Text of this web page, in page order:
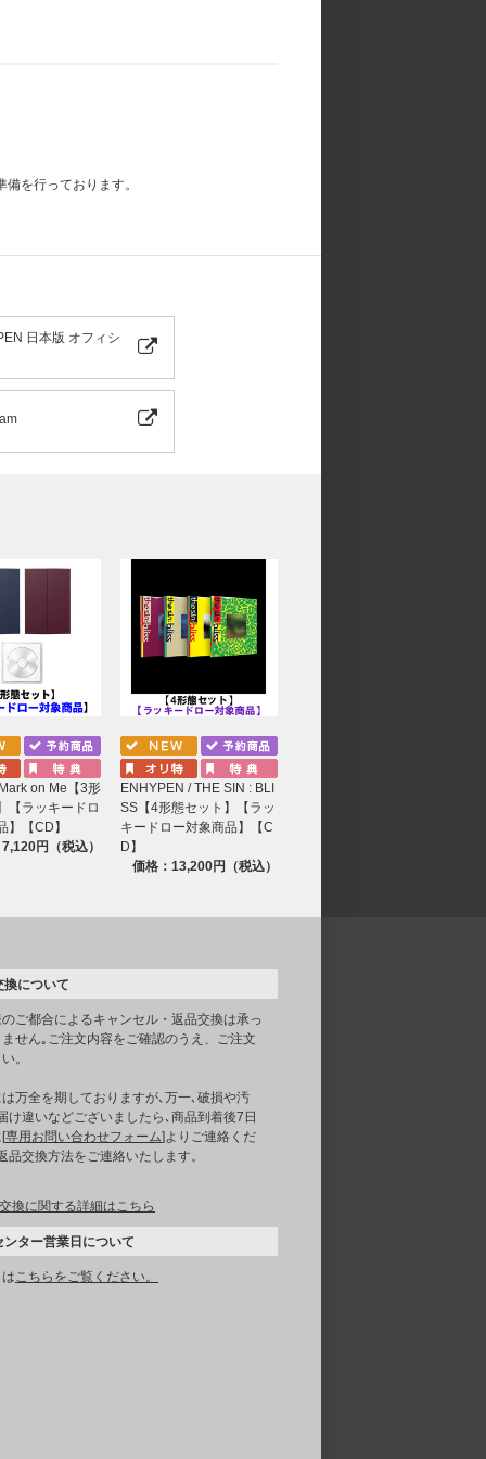
だいた場合、来日記念ラッキードローイベ
に自動エントリーになり、お客様から別途
レゼント、3形態セット購入で3枚プレゼン
済」のみご利用可能です。
します。メンバーを指定することはできませ
りますのでご注意ください。
ください。
保管義務を負いかねます。再発送の対応はで
備を行っております。
日本版 オフィシ
on Me【3形
【ラッキードロ
】【CD】
円（税込）
ENHYPEN / THE SIN : BLI
SS【4形態セット】【ラッ
キードロー対象商品】【C
D】
価格：13,200円（税込）
換について
のご都合によるキャンセル・返品交換は承っ
せん｡ご注文内容をご確認のうえ、ご注文
。
万全を期しておりますが､万一､破損や汚
け違いなどございましたら､商品到着後7日
専用お問い合わせフォーム]よりご連絡くだ
品交換方法をご連絡いたします。
換に関する詳細はこちら
ンター営業日について
こちらをご覧ください。